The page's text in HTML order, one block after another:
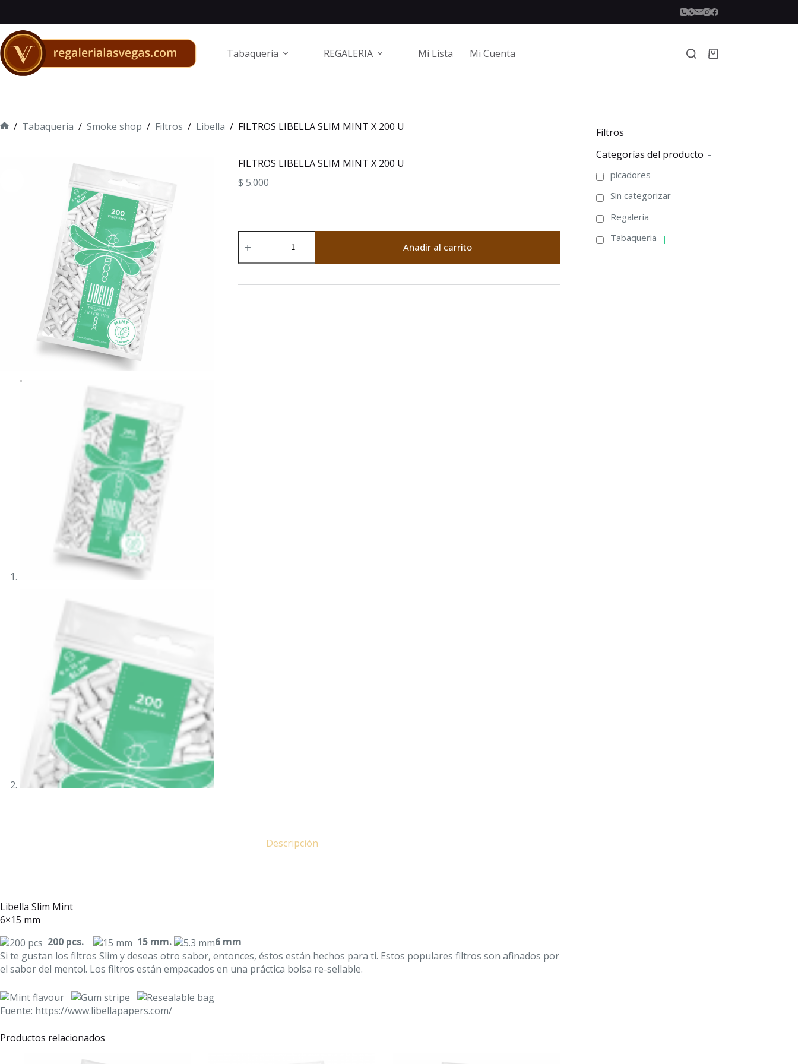
contenido
Tabaquería
REGALERIA Mi Lista Mi Cuenta
Carro
/ Tabaqueria / Smoke shop / Filtros / Libella / FILTROS LIBELLA SLIM MINT X 200 U
FILTROS LIBELLA SLIM MINT X 200 U
$ 5.000
FILTROS
LIBELLA
SLIM
X
Añadir al carrito
Descripción
Libella Slim Mint
6×15 mm
200 pcs.
15 mm.
6 mm
Si te gustan los filtros Slim y deseas otro sabor, entonces, éstos están hechos para ti. Estos populares filtros son afinados por
el sabor del mentol. Los filtros están empacados en una práctica bolsa re-sellable.
Fuente: https://www.libellapapers.com/
Productos relacionados
Filtros
Categorías del producto -
picadores
Sin categorizar
Regaleria
Tabaqueria